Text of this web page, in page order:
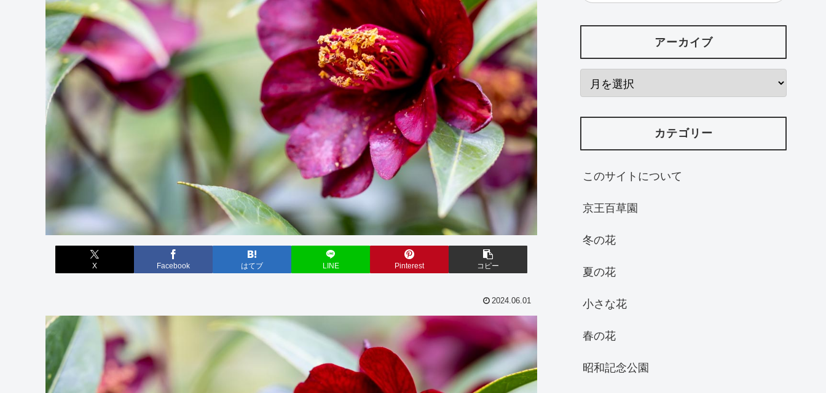
X Facebook はてブ LINE Pinterest コピー
2024.06.01
アーカイブ
カテゴリー
このサイトについて
京王百草園
冬の花
夏の花
小さな花
春の花
昭和記念公園